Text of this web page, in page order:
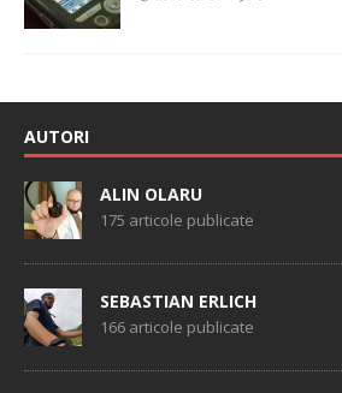
AUTORI
ALIN OLARU
175 articole publicate
SEBASTIAN ERLICH
166 articole publicate